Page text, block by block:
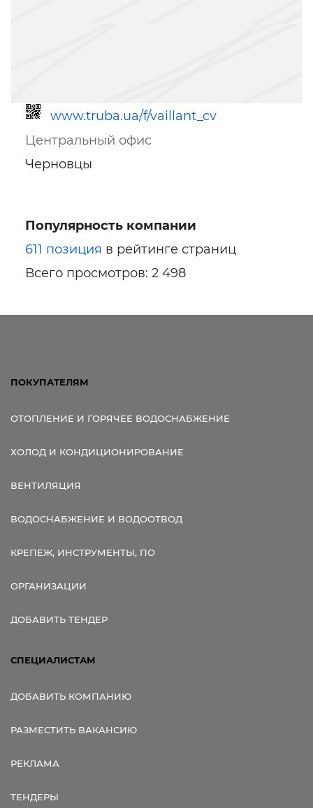
www.truba.ua/f/vaillant_cv
Ссылка для мобильных устройств
Центральный офис
Черновцы
Популярность компании
611 позиция в рейтинге страниц
Всего просмотров: 2 498
ПОКУПАТЕЛЯМ
ОТОПЛЕНИЕ И ГОРЯЧЕЕ ВОДОСНАБЖЕНИЕ
ХОЛОД И КОНДИЦИОНИРОВАНИЕ
ВЕНТИЛЯЦИЯ
ВОДОСНАБЖЕНИЕ И ВОДООТВОД
КРЕПЕЖ, ИНСТРУМЕНТЫ, ПО
ОРГАНИЗАЦИИ
ДОБАВИТЬ ТЕНДЕР
СПЕЦИАЛИСТАМ
ДОБАВИТЬ КОМПАНИЮ
РАЗМЕСТИТЬ ВАКАНСИЮ
РЕКЛАМА
ТЕНДЕРЫ